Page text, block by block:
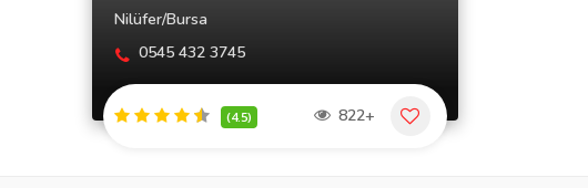
Nilüfer/Bursa
0545 432 3745
(4.5) 822+